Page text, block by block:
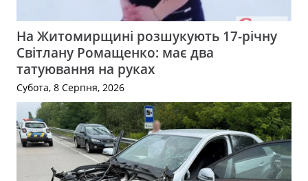
На Житомирщині розшукують 17-річну
Світлану Ромащенко: має два
татуювання на руках
Субота, 8 Серпня, 2026